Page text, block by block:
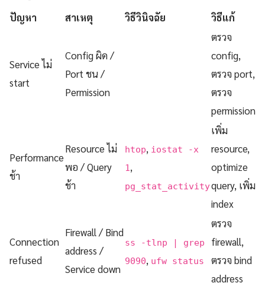
ปัญหา สาเหตุ วิธีวินิจฉัย วิธีแก้
Service ไม่
start
Config ผิด /
Port ชน /
Permission
ตรวจ
config,
ตรวจ port,
ตรวจ
permission
Performance
ช้า
Resource ไม่
พอ / Query
ช้า
htop, iostat -x
1 ,
pg_stat_activity
เพิ่ม
resource,
optimize
query, เพิ่ม
index
Connection
refused
Firewall / Bind
address /
Service down
ss -tlnp | grep
9090, ufw status
ตรวจ
firewall,
ตรวจ bind
address